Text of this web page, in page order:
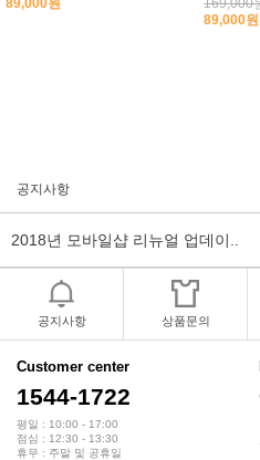
공지사항
2019년 설 명절 배송지연 안내
2018년 모바일샵 리뉴얼 업데이..
2017년 미즌하임 리뉴얼
2019년 설 명절 배송지연 안내
공지사항 상품문의
Customer center
1544-1722
평일 : 10:00 - 17:00
점심 : 12:30 - 13:30
휴무 : 주말 및 공휴일